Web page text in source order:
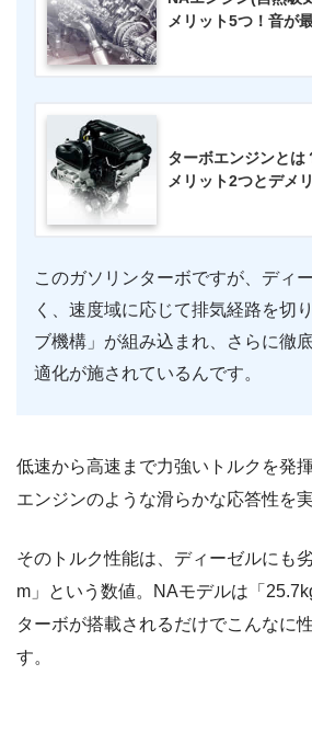
メリット5つ！音が
ターボエンジンとは
メリット2つとデメ
このガソリンターボですが、ディ
く、速度域に応じて排気経路を切
ブ機構」が組み込まれ、さらに徹
適化が施されているんです。
低速から高速まで力強いトルクを発
エンジンのような滑らかな応答性を
そのトルク性能は、ディーゼルにも
m」という数値。NAモデルは「
ターボが搭載されるだけでこんなに
す。